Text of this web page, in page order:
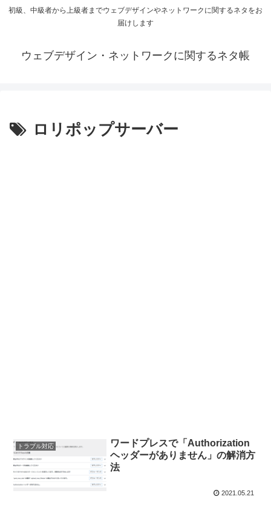
初級、中級者から上級者までウェブデザインやネットワークに関するネタをお
届けします
ウェブデザイン・ネットワークに関するネタ帳
ロリポップサーバー
トラブル対応
ワードプレスで「Authorization
ヘッダーがありません」の解消方
法
2021.05.21